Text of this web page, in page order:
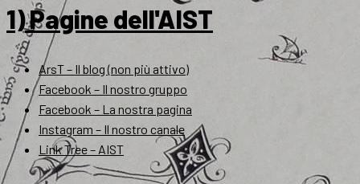
1) Pagine dell'AIST
ArsT – Il blog (non più attivo)
Facebook – Il nostro gruppo
Facebook – La nostra pagina
Instagram – Il nostro canale
Link Tree – AIST